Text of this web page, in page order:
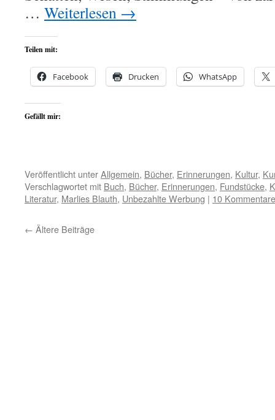
… Weiterlesen →
Teilen mit:
Facebook Drucken WhatsApp
Gefällt mir:
Veröffentlicht unterAllgemein, Bücher, Erinnerungen, Kultur,
Verschlagwortet mit Buch, Bücher, Erinnerungen, Fundstücke,
Literatur, Marlies Blauth, Unbezahlte Werbung | 10 Kommentare
← Ältere Beiträge